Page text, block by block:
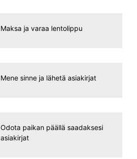
Maksa ja varaa lentolippu
Mene sinne ja lähetä asiakirjat
Odota paikan päällä saadaksesi
asiakirjat